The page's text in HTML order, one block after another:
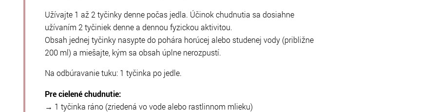
Užívajte 1 až 2 tyčinky denne počas jedla. Účinok chudnutia sa dosiahne
užívaním 2 tyčiniek denne a dennou fyzickou aktivitou.
Obsah jednej tyčinky nasypte do pohára horúcej alebo studenej vody (približne
200 ml) a miešajte, kým sa obsah úplne nerozpustí.
Na odbúravanie tuku: 1 tyčinka po jedle.
Pre cielené chudnutie:
→ 1 tyčinka ráno (zriedená vo vode alebo rastlinnom mlieku)